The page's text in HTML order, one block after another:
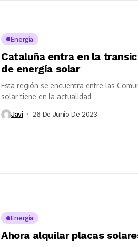
Energía
Cataluña entra en la
de energía solar
Esta región se encuentra entre las
solar tiene en la actualidad
Javi 26 De Junio De 2023
Energía
Ahora alquilar placas